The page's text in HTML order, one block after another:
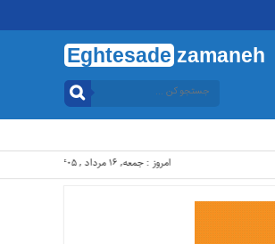
Eghtesade zamaneh
امروز : جمعه, ۱۶ مرداد , ۱۴۰۵ .::. برابر با : Friday, 7 August , 2026